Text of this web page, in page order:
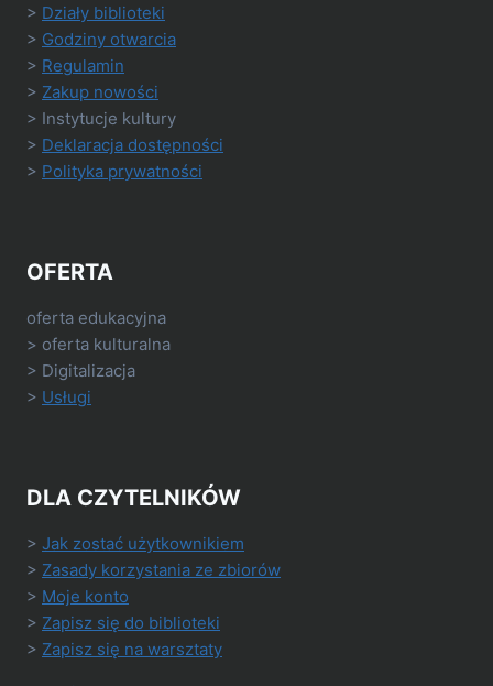
> Działy biblioteki
> Godziny otwarcia
> Regulamin
> Zakup nowości
> Instytucje kultury
> Deklaracja dostępności
> Polityka prywatności
OFERTA
oferta edukacyjna
> oferta kulturalna
> Digitalizacja
> Usługi
DLA CZYTELNIKÓW
> Jak zostać użytkownikiem
> Zasady korzystania ze zbiorów
> Moje konto
> Zapisz się do biblioteki
> Zapisz się na warsztaty